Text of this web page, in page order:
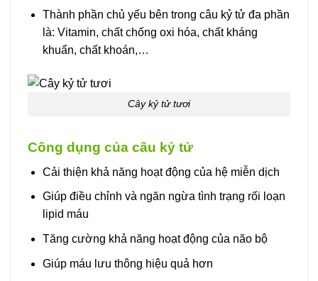
Thành phần chủ yếu bên trong câu kỷ tử đa phần
là: Vitamin, chất chống oxi hóa, chất kháng
khuẩn, chất khoán,…
Cây kỷ tử tươi
Công dụng của câu kỷ tử
Cải thiện khả năng hoạt động của hệ miễn dịch
Giúp điều chỉnh và ngăn ngừa tình trạng rối loạn
lipid máu
Tăng cường khả năng hoạt động của não bộ
Giúp máu lưu thông hiệu quả hơn